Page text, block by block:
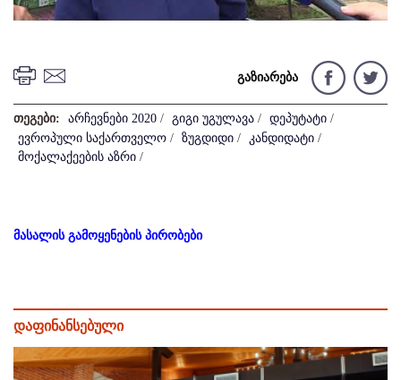
გაზიარება
თეგები: არჩევნები 2020 / გიგი უგულავა / დეპუტატი /
ევროპული საქართველო / ზუგდიდი / კანდიდატი /
მოქალაქეების აზრი /
მასალის გამოყენების პირობები
დაფინანსებული